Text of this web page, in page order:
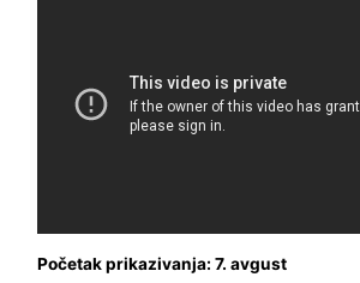
Početak prikazivanja: 7. avgust